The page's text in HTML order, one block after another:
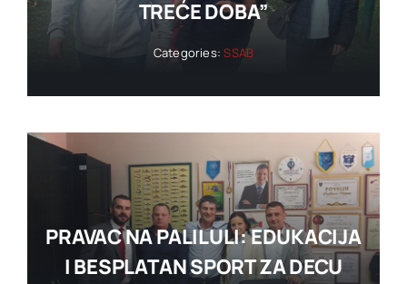
TREĆE DOBA”
Categories:SSAB
PRAVAC NA PALILULI: EDUKACIJA
I BESPLATAN SPORT ZA DECU